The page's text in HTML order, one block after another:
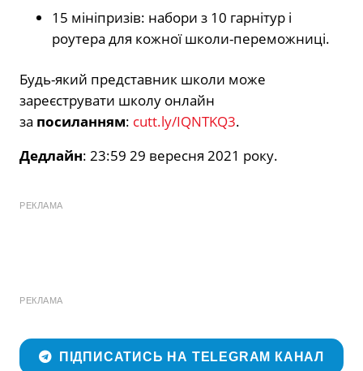
15 мініпризів: набори з 10 гарнітур і
роутера для кожної школи-переможниці.
Будь-який представник школи може
зареєструвати школу онлайн
за посиланням: cutt.ly/IQNTKQ3.
Дедлайн: 23:59 29 вересня 2021 року.
РЕКЛАМА
РЕКЛАМА
ПІДПИСАТИСЬ НА TELEGRAM КАНАЛ